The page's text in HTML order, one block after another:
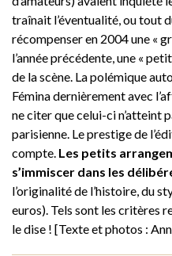
traînait l’éventualité, ou tout
récompenser en 2004 une «
l’année précédente, une «
de la scène. La polémique
Fémina dernièrement avec
ne citer que celui-ci n’atteint
parisienne. Le prestige de
compte. Les petits
s’immiscer dans les
l’originalité de l’histoire, du
euros). Tels sont les critères
le dise ! [Texte et photos :